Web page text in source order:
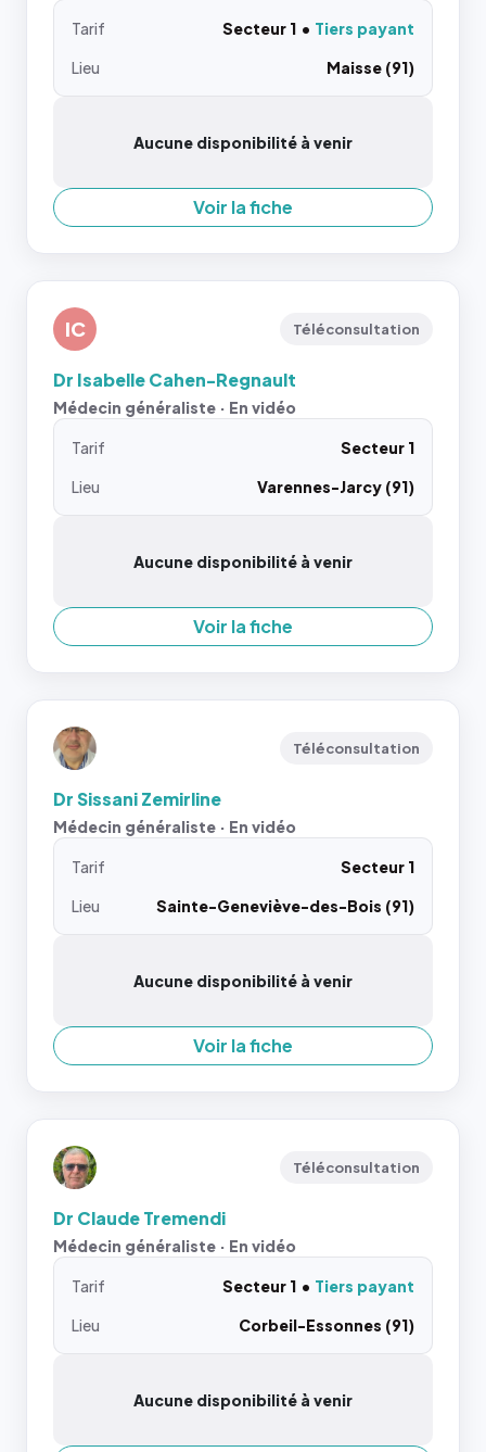
Tarif Secteur 1
Tiers payant
Lieu
Maisse (91)
Aucune disponibilité à venir
Voir la fiche
IC Téléconsultation
Dr Isabelle Cahen-Regnault
Médecin généraliste · En vidéo
Tarif
Secteur 1
Lieu
Varennes-Jarcy (91)
Aucune disponibilité à venir
Voir la fiche
Téléconsultation
Dr Sissani Zemirline
Médecin généraliste · En vidéo
Tarif
Secteur 1
Lieu
Sainte-Geneviève-des-Bois (91)
Aucune disponibilité à venir
Voir la fiche
Téléconsultation
Dr Claude Tremendi
Médecin généraliste · En vidéo
Tarif Secteur 1
Tiers payant
Lieu
Corbeil-Essonnes (91)
Aucune disponibilité à venir